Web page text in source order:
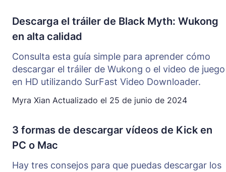
Descarga el tráiler de Black Myth: Wukong
en alta calidad
Consulta esta guía simple para aprender cómo
descargar el tráiler de Wukong o el video de juego
en HD utilizando SurFast Video Downloader.
Myra Xian Actualizado el 25 de junio de 2024
3 formas de descargar vídeos de Kick en
PC o Mac
Hay tres consejos para que puedas descargar los